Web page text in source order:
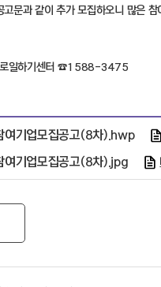
문과 같이 추가 모집하오니 많은 참
로일하기센터 ☎ 1588-3475
여기업모집공고(8차).hwp
여기업모집공고(8차).jpg